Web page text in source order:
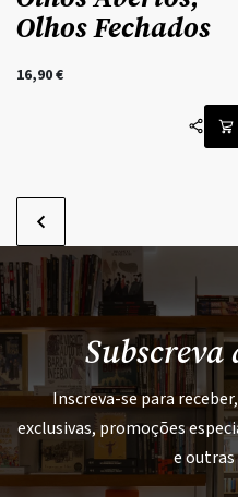
Olhos Fechados
16,90€
Inscreva-se para
exclusivas, promoções
e outras